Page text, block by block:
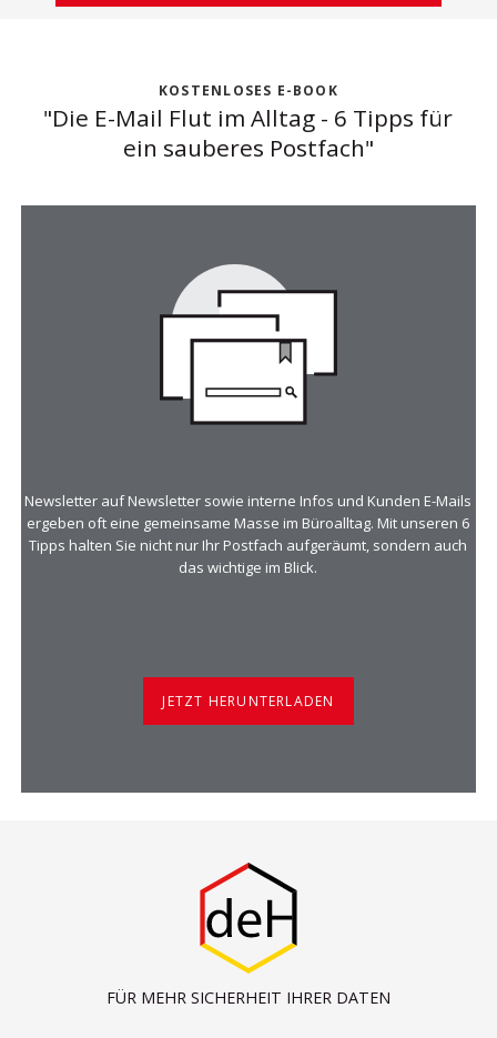
KOSTENLOSES E-BOOK
"Die E-Mail Flut im Alltag - 6 Tipps für
ein sauberes Postfach"
Newsletter auf Newsletter sowie interne Infos und Kunden E-Mails
ergeben oft eine gemeinsame Masse im Büroalltag. Mit unseren 6
Tipps halten Sie nicht nur Ihr Postfach aufgeräumt, sondern auch
das wichtige im Blick.
JETZT HERUNTERLADEN
FÜR MEHR SICHERHEIT IHRER DATEN